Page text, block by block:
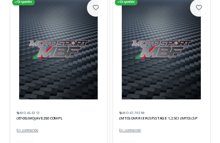
Disponible
MO45-5313 ·
(87-05) MOJAVE250 COMPL
En commande
Disponible
MO47-70396 ·
(MTO) CARRIER(SP)STAGE 1,2.5CI (MTO) (SP
En commande